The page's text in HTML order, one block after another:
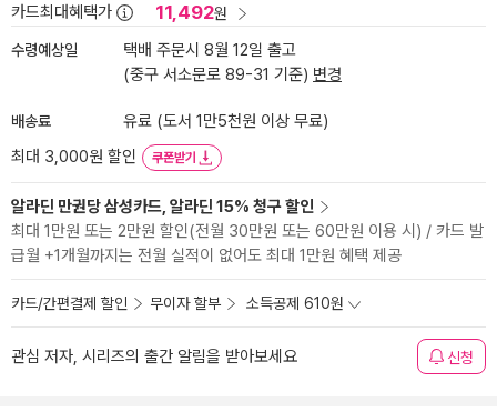
카드최대혜택가 11,492원
수령예상일
택배 주문시 8월 12일 출고
(중구 서소문로 89-31 기준) 변경
배송료
유료 (도서 1만5천원 이상 무료)
최대 3,000원 할인
쿠폰받기
알라딘 만권당 삼성카드, 알라딘 15% 청구 할인
최대 1만원 또는 2만원 할인(전월 30만원 또는 60만원 이용 시) / 카드 발
급월 +1개월까지는 전월 실적이 없어도 최대 1만원 혜택 제공
카드/간편결제 할인 무이자 할부 소득공제 610원
관심 저자, 시리즈의 출간 알림을 받아보세요 신청